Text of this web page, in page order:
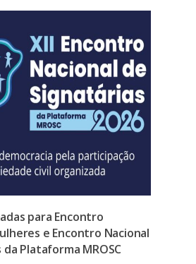
para Encontro
e Encontro Nacional
Plataforma MROSC